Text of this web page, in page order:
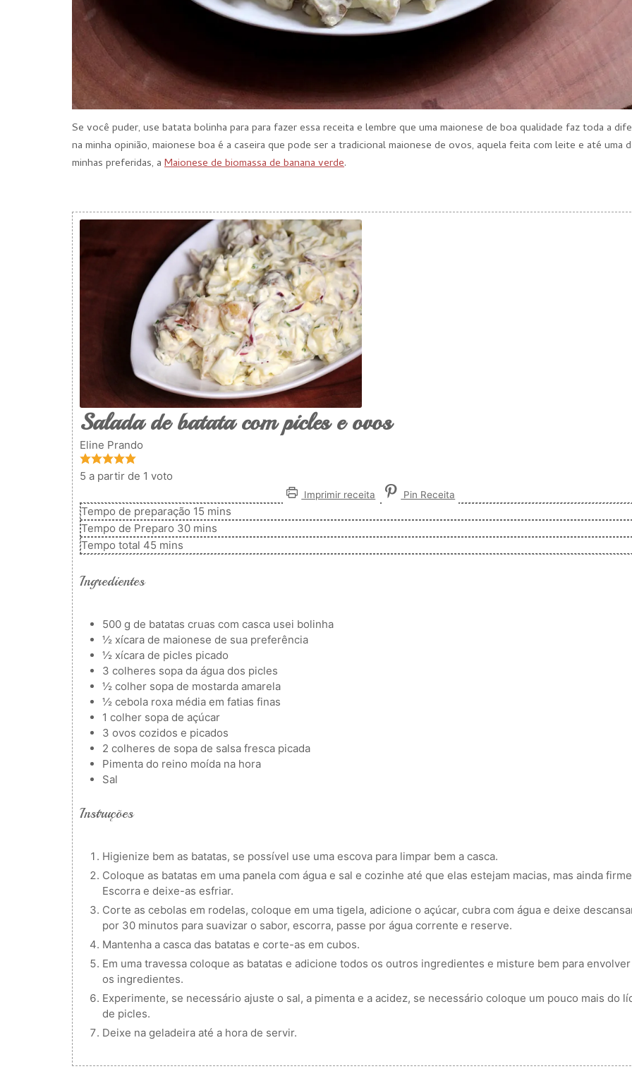
Se você puder, use batata bolinha para para fazer essa receita e lembre que uma maionese de boa qualidade faz toda a
na minha opinião, maionese boa é a caseira que pode ser a tradicional maionese de ovos, aquela feita com leite e até uma
minhas preferidas, a Maionese de biomassa de banana verde.
Salada de batata com picles e ovos
Eline Prando
5 a partir de 1 voto
Imprimir receita Pin Receita
Tempo de preparação 15 minutos
mins
Tempo de Preparo 30minutos
mins
Tempo total 45 minutos
mins
Ingredientes
500 g de batatas cruas com casca usei bolinha
½ xícara de maionese de sua preferência
½ xícara de picles picado
3 colheres sopa da água dos picles
½ colher sopa de mostarda amarela
½ cebola roxa média em fatias finas
1 colher sopa de açúcar
3 ovos cozidos e picados
2 colheres de sopa de salsa fresca picada
Pimenta do reino moída na hora
Sal
Instruções
Higienize bem as batatas, se possível use uma escova para limpar bem a casca.
Coloque as batatas em uma panela com água e sal e cozinhe até que elas estejam macias, mas ainda
Escorra e deixe-as esfriar.
Corte as cebolas em rodelas, coloque em uma tigela, adicione o açúcar, cubra com água e deixe
por 30 minutos para suavizar o sabor, escorra, passe por água corrente e reserve.
Mantenha a casca das batatas e corte-as em cubos.
Em uma travessa coloque as batatas e adicione todos os outros ingredientes e misture bem para
os ingredientes.
Experimente, se necessário ajuste o sal, a pimenta e a acidez, se necessário coloque um pouco mais do
de picles.
Deixe na geladeira até a hora de servir.